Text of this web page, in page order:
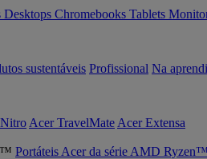
Desktops Chromebooks Tablets
sustentáveis Profissional Na
Acer TravelMate Acer Extensa
Portáteis Acer da série AMD Ryzen™